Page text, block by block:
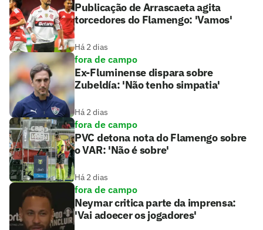
Publicação de Arrascaeta agita
torcedores do Flamengo: 'Vamos'
Há 2 dias
fora de campo
Ex-Fluminense dispara sobre
Zubeldía: 'Não tenho simpatia'
Há 2 dias
fora de campo
PVC detona nota do Flamengo sobre
o VAR: 'Não é sobre'
Há 2 dias
fora de campo
Neymar critica parte da imprensa:
'Vai adoecer os jogadores'